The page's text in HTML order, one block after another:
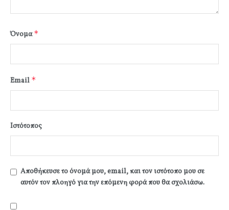
Όνομα*
Email *
Ιστότοπος
Αποθήκευσε το όνομά μου, email, και τον ιστότοπο μου σε
αυτόν τον πλοηγό για την επόμενη φορά που θα σχολιάσω.